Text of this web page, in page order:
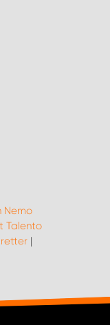
Nemo
Talento
|